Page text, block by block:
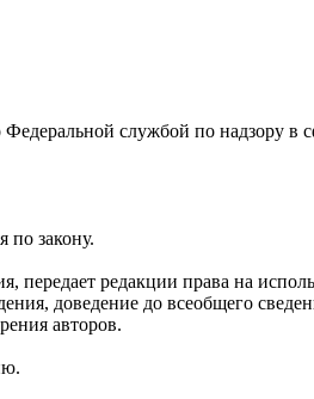
службой по надзору в
по закону.
передает редакции права на
доведение до всеобщего
авторов.